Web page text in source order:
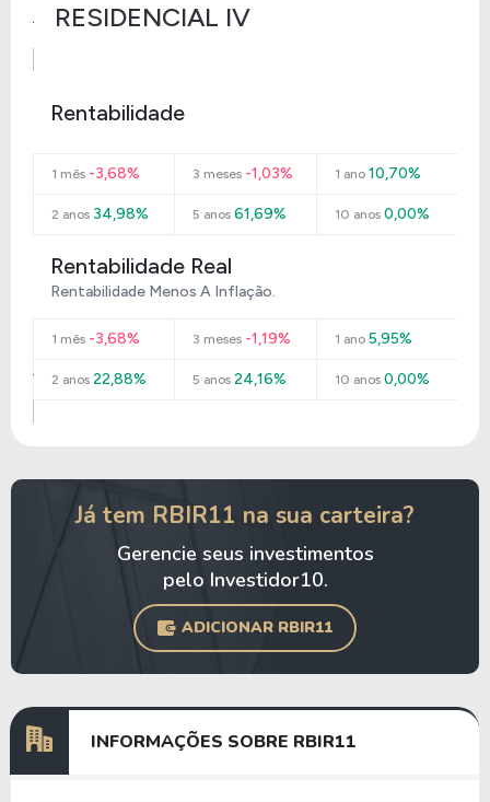
RESIDENCIAL IV
Rentabilidade
1 mês -3,68% 3 meses -1,03% 1 ano10,70%
2 anos 34,98% 5 anos 61,69% 10 anos0,00%
Rentabilidade Real
Rentabilidade Menos A Inflação.
1 mês -3,68% 3 meses -1,19% 1 ano5,95%
2 anos 22,88% 5 anos 24,16% 10 anos0,00%
Já tem RBIR11 na sua carteira?
Gerencie seus investimentos
pelo Investidor10.
ADICIONAR RBIR11
INFORMAÇÕES SOBRE RBIR11